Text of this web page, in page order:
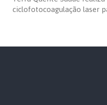
ciclofotocoagulação laser